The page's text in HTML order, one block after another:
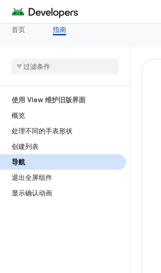
首页 指南
使用 View 维护旧版界面
概览
处理不同的手表形状
创建列表
导航
退出全屏组件
显示确认动画